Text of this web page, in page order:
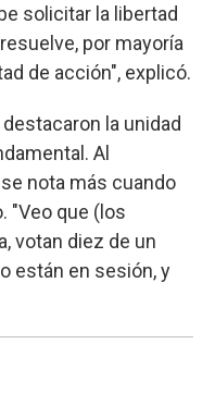
solicitar la libertad
por mayoría
de acción", explicó.
la unidad
Al
nota más cuando
"Veo que (los
votan diez de un
están en sesión, y